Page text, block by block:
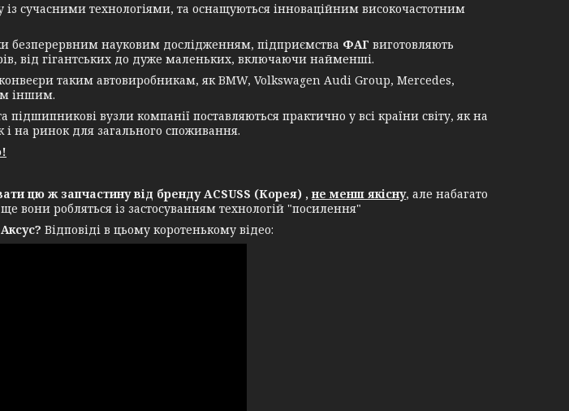
із сучасними технологіями, та оснащуються інноваційним високочастотним
безперервним науковим дослідженням, підприємства ФАГ виготовляють
від гігантських до дуже маленьких, включаючи найменші.
таким автовиробникам, як BMW, Volkswagen Audi Group, Mercedes,
іншим.
вузли компанії поставляються практично у всі країни світу, як на
на ринок для загального споживання.
цю ж запчастину від бренду ACSUSS (Корея) ,не менш якісну, але набагато
вони робляться із застосуванням технологій "посилення"
Відповіді в цьому коротенькому відео: